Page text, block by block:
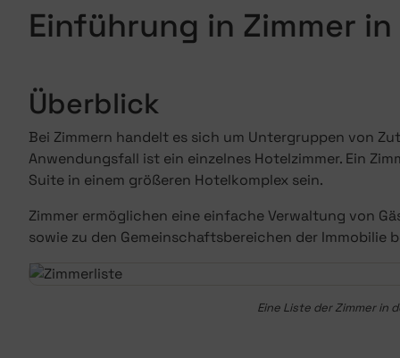
Einführung in Zimmer
Überblick
Bei Zimmern handelt es sich um Untergruppen von
Anwendungsfall ist ein einzelnes Hotelzimmer. Ein
Suite in einem größeren Hotelkomplex sein.
Zimmer ermöglichen eine einfache Verwaltung von
sowie zu den Gemeinschaftsbereichen der Immobilie
Eine Liste der Zimmer in